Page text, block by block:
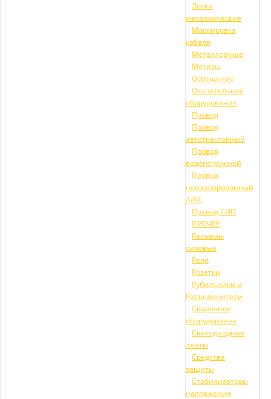
Лотки
металлические
Маркировка
кабеля
Металлорукав
Метизы
Освещение
Отопительное
оборудование
Провод
Провод
автотракторный
Провод
водопогружной
Провод
неизолированный
А/АС
Провод СИП
ПРОЧЕЕ
Разъёмы
силовые
Реле
Розетки
Рубильники и
Разъединители
Сварочное
оборудование
Светодиодные
ленты
Средства
защиты
Стабилизаторы
напряжения